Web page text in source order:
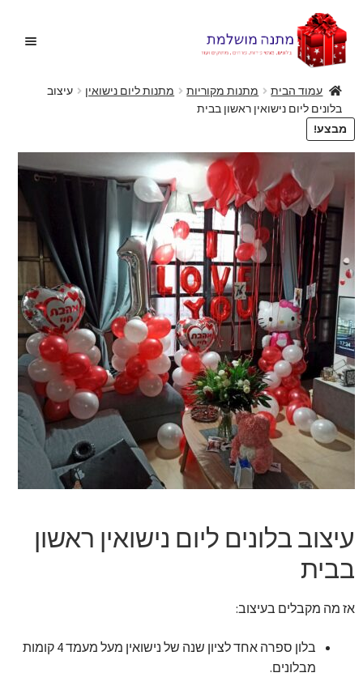
דלג
לניווט
לדלג
לתוכן
בית
הרחב
את
הילד
הצעות נישואין
מתנות מקוריות
הילד
מתנות ליולדת
הרחב
את
הילד
פרחים
זר מתוק
בלונים בראשון לציון
מתנות בראשון לציון
עמוד הבית מתנות מקוריות מתנות ליום נישואין
עיצוב
בלונים ליום נישואין ראשון בבית
מבצע!
עיצוב בלונים ליום נישואין ראשון
בבית
אז מה מקבלים בעיצוב:
בלון ספרה אחד לציון שנה של נישואין מעל מעמד 4 קומות
מבלונים.